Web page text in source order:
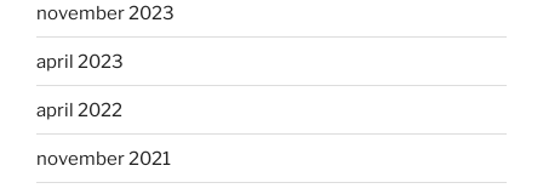
november 2023
april 2023
april 2022
november 2021